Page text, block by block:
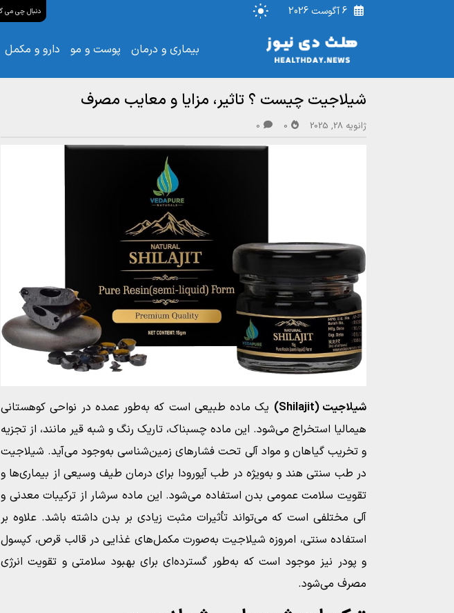
6 آگوست 2026
بیماری و درمان پوست و مو دارو و مکمل
شیلاجیت چیست ؟ تاثیر، مزایا و معایب مصرف
ژانویه 28, 2025 0
0
شیلاجیت (Shilajit)
یک ماده طبیعی است که به‌طور عمده در نواحی کوهستانی
هیمالیا استخراج می‌شود. این ماده چسبناک، تاریک رنگ و شبه قیر مانند، از تجزیه
و تخریب گیاهان و مواد آلی تحت فشارهای زمین‌شناسی به‌وجود می‌آید. شیلاجیت
در طب سنتی هند و به‌ویژه در طب آیورودا برای درمان طیف وسیعی از بیماری‌ها و
تقویت سلامت عمومی بدن استفاده می‌شود. این ماده سرشار از ترکیبات معدنی و
آلی مختلفی است که می‌تواند تأثیرات مثبت زیادی بر بدن داشته باشد. علاوه بر
استفاده سنتی، امروزه شیلاجیت به‌صورت مکمل‌های غذایی در قالب قرص، کپسول
و پودر نیز موجود است که به‌طور گسترده‌ای برای بهبود سلامتی و تقویت انرژی
مصرف می‌شود.